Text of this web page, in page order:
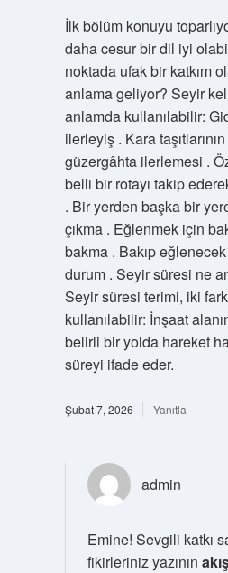
İlk bölüm konuyu
daha cesur bir dil iyi
noktada ufak bir katkım
anlama geliyor? Seyir
anlamda kullanılabilir:
ilerleyiş . Kara
güzergâhta ilerlemesi .
belli bir rotayı takip
. Bir yerden başka bir
çıkma . Eğlenmek için
bakma . Bakıp
durum . Seyir süresi ne
Seyir süresi terimi, iki
kullanılabilir: İnşaat
belirli bir yolda hareket
süreyi ifade eder.
Şubat 7, 2026 Yanıtla
admin
Emine! Sevgili katkı
fikirleriniz yazının